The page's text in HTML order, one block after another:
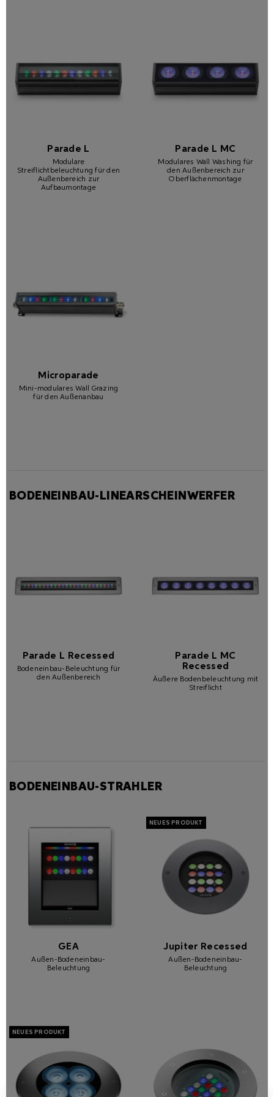
Parade L
Modulare
Streiflichtbeleuchtung für den
Außenbereich zur
Aufbaumontage
Parade L MC
Modulares Wall Washing für
den Außenbereich zur
Oberflächenmontage
Microparade
Mini-modulares Wall Grazing
für den Außenanbau
BODENEINBAU-LINEARSCHEINWERFER
Parade L Recessed
Bodeneinbau-Beleuchtung für
den Außenbereich
Parade L MC
Recessed
Äußere Bodenbeleuchtung mit
Streiflicht
BODENEINBAU-STRAHLER
GEA
Außen-Bodeneinbau-
Beleuchtung
Jupiter Recessed
Außen-Bodeneinbau-
Beleuchtung